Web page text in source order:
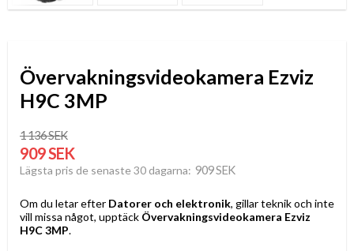
Övervakningsvideokamera Ezviz
H9C 3MP
1 136 SEK
909 SEK
Lägsta pris de senaste 30 dagarna 909 SEK
Om du letar efter Datorer och elektronik, gillar teknik och inte
vill missa något, upptäck Övervakningsvideokamera Ezviz
H9C 3MP.